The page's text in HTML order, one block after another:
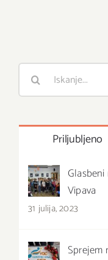
Priljubljeno
Vipava
31 julija, 2023
Sprejem